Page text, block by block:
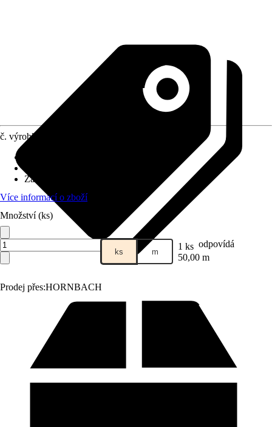
Prodej přes:HORNBACH
č. výrobku
Základní barva
Více informací o zboží
Množství (ks)
ks m 1 ks odpovídá
50,00 m